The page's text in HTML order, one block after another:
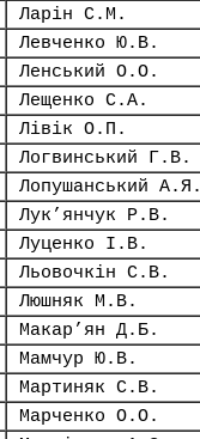
Ларін С.М.
Левченко Ю.В.
Ленський О.О.
Лещенко С.А.
Лівік О.П.
Логвинський Г.В.
Лопушанський А.Я.
Лук’янчук Р.В.
Луценко І.В.
Льовочкін С.В.
Люшняк М.В.
Макар’ян Д.Б.
Мамчур Ю.В.
Мартиняк С.В.
Марченко О.О.